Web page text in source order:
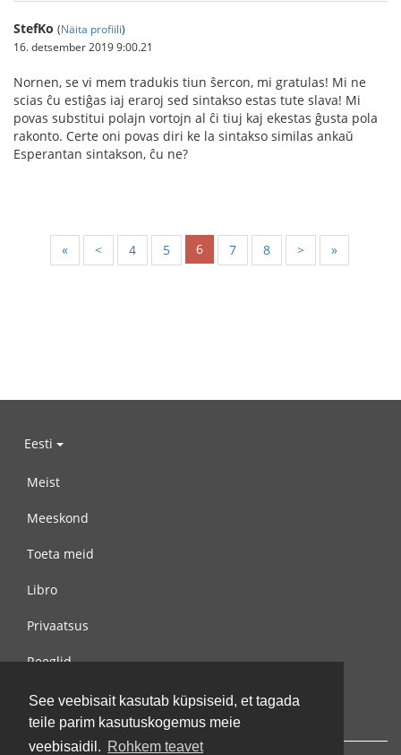
See veebisait kasutab küpsiseid, et tagada
teile parim kasutuskogemus meie
veebisaidil. Rohkem teavet
StefKo (Näita profiili)
16. detsember 2019 9:00.21
Nornen, se vi mem tradukis tiun ŝercon, mi gratulas! Mi ne
scias ĉu estiĝas iaj eraroj sed sintakso estas tute slava! Mi
povas substitui polajn vortojn al ĉi tiuj kaj ekestas ĝusta pola
rakonto. Certe oni povas diri ke la sintakso similas ankaŭ
Esperantan sintakson, ĉu ne?
« < 4 5 6 7 8 > »
Eesti
Meist
Meeskond
Toeta meid
Libro
Privaatsus
Reeglid
Võta meiega ühendust